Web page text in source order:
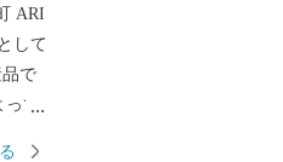
ARI
で
て